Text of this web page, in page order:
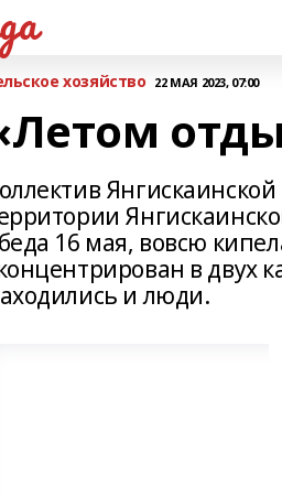
хозяйство 22 МАЯ 2023, 07:00
16 мая, вовсю
в двух
и люди.